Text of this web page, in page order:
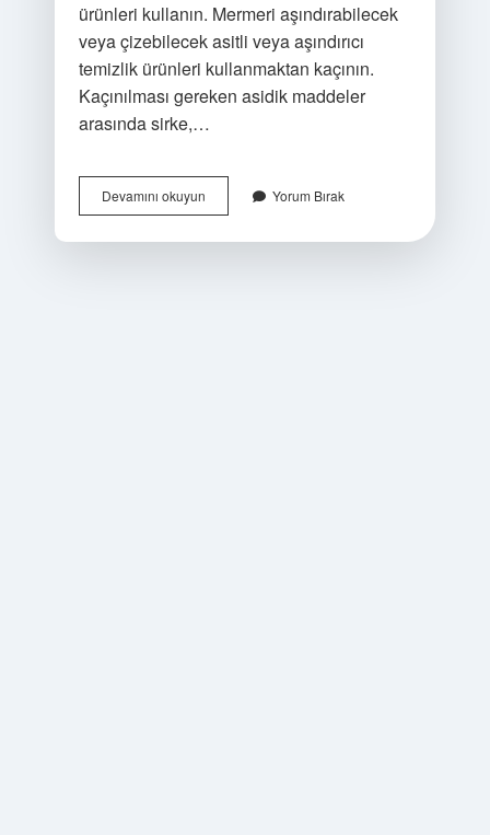
ürünleri kullanın. Mermeri aşındırabilecek
veya çizebilecek asitli veya aşındırıcı
temizlik ürünleri kullanmaktan kaçının.
Kaçınılması gereken asidik maddeler
arasında sirke,…
Devamını okuyunBaz
Mermeri
Yorum Bırak